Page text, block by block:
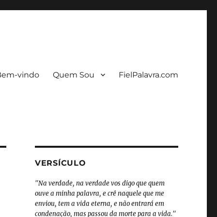
vindo Quem Sou FielPalavra.com
VERSÍCULO
"Na verdade, na verdade vos digo que quem
ouve a minha palavra, e crê naquele que me
enviou, tem a vida eterna, e não entrará em
condenação, mas passou da morte para a vida."